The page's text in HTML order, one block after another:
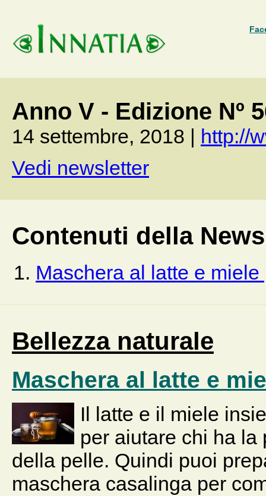
Anno V - Edizione Nº
14 settembre, 2018 | http://
Vedi newsletter
Contenuti della
Maschera al latte e
Bellezza naturale
Maschera al latte e
Il latte e il miele
per aiutare chi ha
della pelle. Quindi puoi
maschera casalinga per